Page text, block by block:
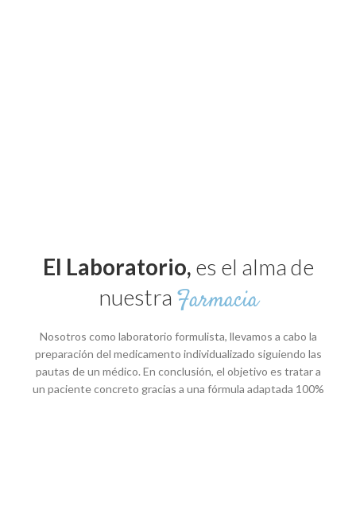
El Laboratorio, es el alma de
nuestra Farmacia
Nosotros como laboratorio formulista, llevamos a cabo la
preparación del medicamento individualizado siguiendo las
pautas de un médico. En conclusión, el objetivo es tratar a
un paciente concreto gracias a una fórmula adaptada 100%